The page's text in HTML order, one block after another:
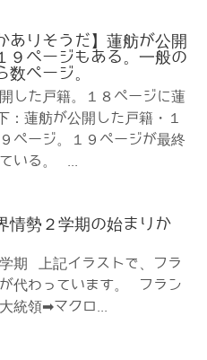
ありそうだ】蓮舫が公開
９ページもある。一般の
数ページ。
した戸籍。１８ページに蓮
蓮舫が公開した戸籍・１
ページ。１９ページが最終
いる。 ...
情勢２学期の始まりか
期 上記イラストで、フラ
代わっています。 フラン
統領➡マクロ...